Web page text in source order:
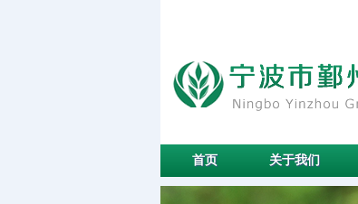
首页 关于我们